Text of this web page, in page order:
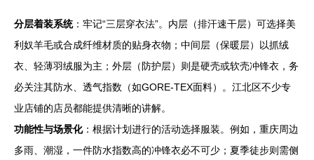
分层着装系统：牢记“三层穿衣法”。内层（排汗速干层）可选择美
利奴羊毛或合成纤维材质的贴身衣物；中间层（保暖层）以抓绒
衣、轻薄羽绒服为主；外层（防护层）则是硬壳或软壳冲锋衣，务
必关注其防水、透气指数（如GORE-TEX面料）。江北区不少专
业店铺的店员都能提供清晰的讲解。
功能性与场景化：根据计划进行的活动选择服装。例如，重庆周边
多雨、潮湿，一件防水指数高的冲锋衣必不可少；夏季徒步则需侧